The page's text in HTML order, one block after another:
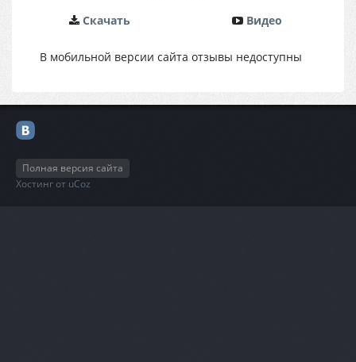
Cкачать
Видео
В мобильной версии сайта отзывы недоступны
Полная версия сайта
Хостинг от uCoz